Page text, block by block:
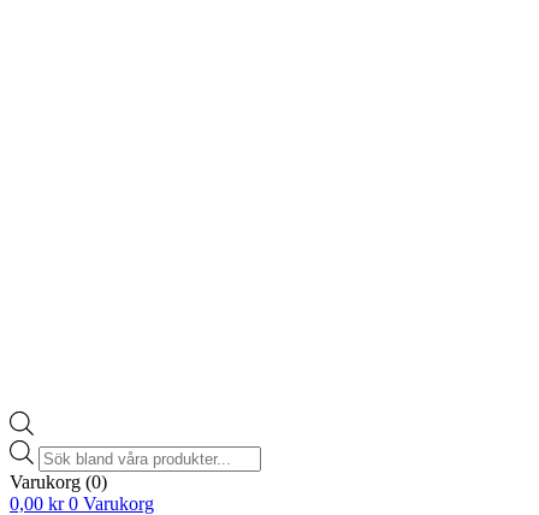
Products
search
Varukorg (0)
0,00 kr 0 Varukorg